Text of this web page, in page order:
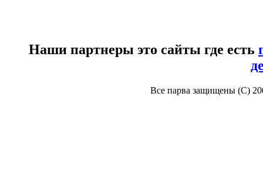
Наши партнеры это сайты где есть
Все парва защищены (С)